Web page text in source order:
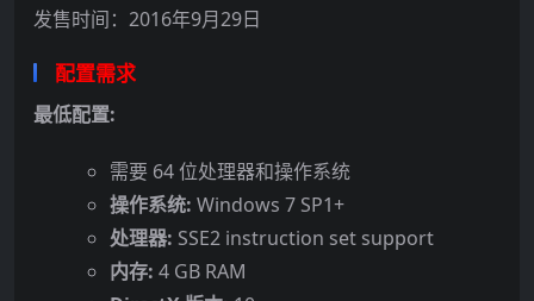
发售时间：2016年9月29日
配置需求
最低配置:
需要 64 位处理器和操作系统
操作系统: Windows 7 SP1+
处理器: SSE2 instruction set support
内存: 4 GB RAM